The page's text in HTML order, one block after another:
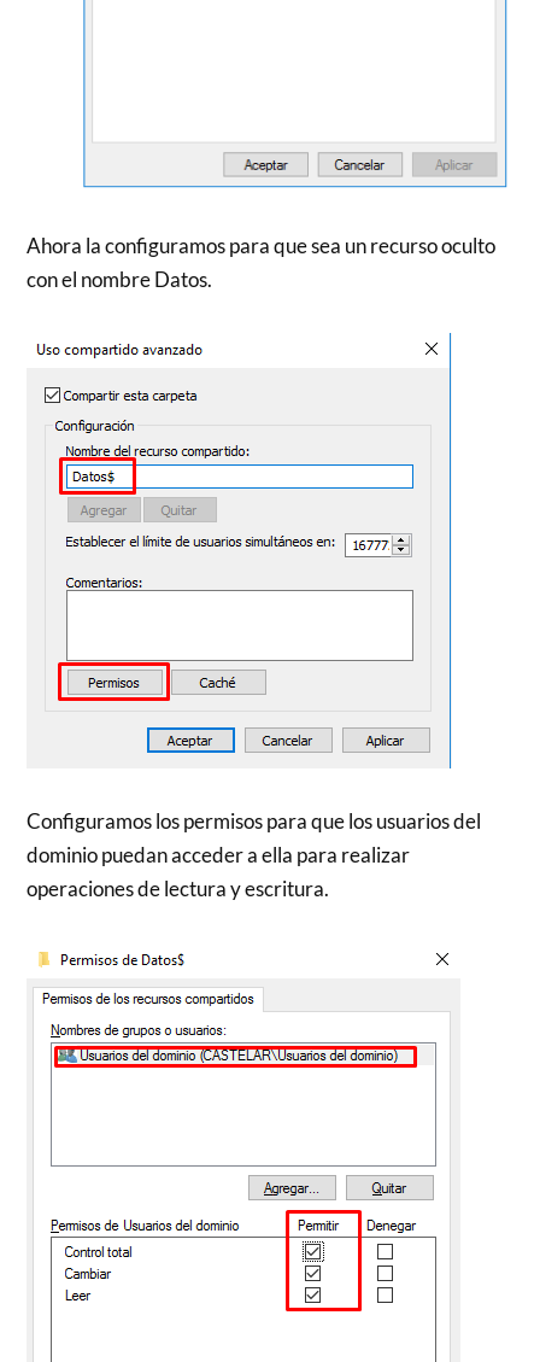
Ahora la configuramos para que sea un recurso oculto
con el nombre Datos.
Configuramos los permisos para que los usuarios del
dominio puedan acceder a ella para realizar
operaciones de lectura y escritura.